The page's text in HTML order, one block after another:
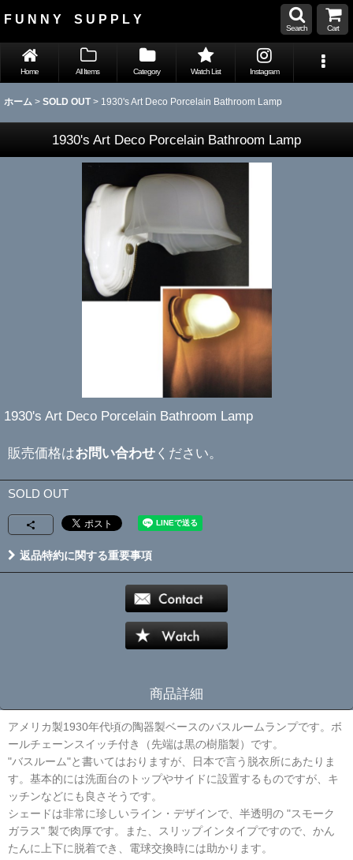
F U N N Y S U P P L Y
Search Cart
Home All Items Category Watch List Instagram
ホーム > SOLD OUT > 1930's Art Deco Porcelain Bathroom Lamp
1930's Art Deco Porcelain Bathroom Lamp
1930's Art Deco Porcelain Bathroom Lamp
販売価格はお問い合わせ ください。
SOLD OUT
返品特約に関する重要事項
商品詳細
アメリカ製1930年代頃の陶器製ベースのバスルームランプです。ボ
ールチェーンスイッチ付き（先端は黒の樹脂製）です。
"バスルーム"と書いてはおりますが、日本で言う脱衣所にあたりま
す。基本的には洗面台のトップやサイドに設置するものですが、キ
ッチンなどにも良さそうです。
シェードは非常に珍しいライン・デザインで、半透明の "スモーク
ガラス" 製で肉厚です。また、スリップインタイプですので、かん
たんに上下に脱着でき、電球交換時には助かります。